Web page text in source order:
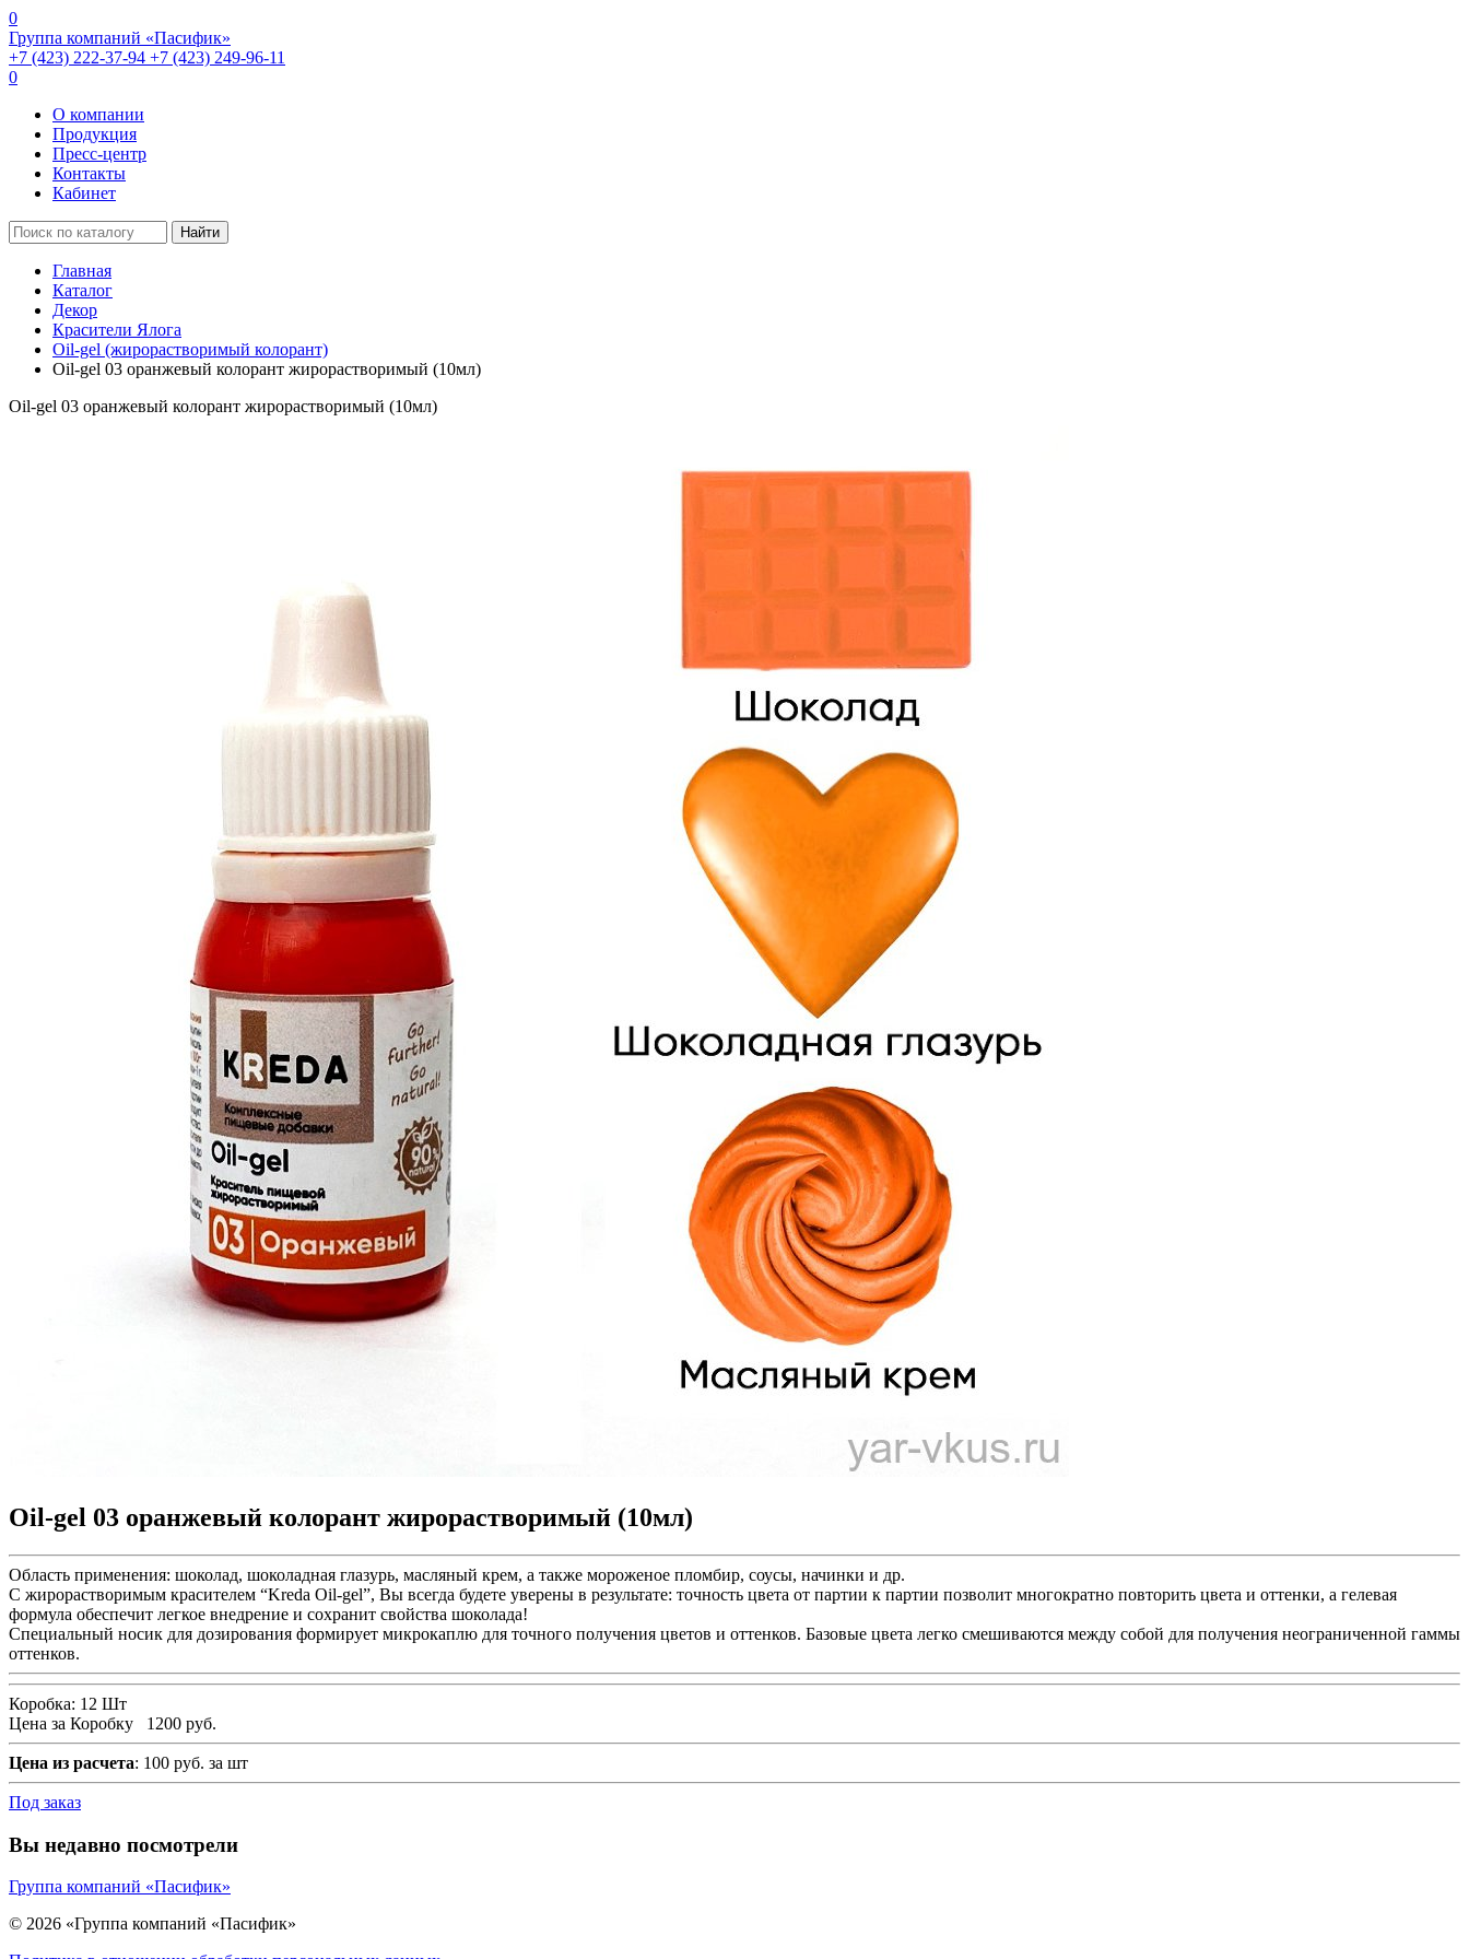
0
Группа компаний «Пасифик»
+7 (423) 222-37-94 +7 (423) 249-96-11
0
О компании
Продукция
Пресс-центр
Контакты
Кабинет
Найти
Главная
Каталог
Декор
Красители Ялога
Oil-gel (жирорастворимый колорант)
Oil-gel 03 оранжевый колорант жирорастворимый (10мл)
Oil-gel 03 оранжевый колорант жирорастворимый (10мл)
Oil-gel 03 оранжевый колорант жирорастворимый (10мл)
Область применения: шоколад, шоколадная глазурь, масляный крем, а также мороженое пломбир, соусы, начинки и др.
С жирорастворимым красителем “Kreda Oil-gel”, Вы всегда будете уверены в результате: точность цвета от партии к партии позволит многократно повторить цвета и оттенки, а гелевая
формула обеспечит легкое внедрение и сохранит свойства шоколада!
Специальный носик для дозирования формирует микрокаплю для точного получения цветов и оттенков. Базовые цвета легко смешиваются между собой для получения неограниченной гаммы
оттенков.
Коробка: 12 Шт
Цена за Коробку
1200 руб.
Цена из расчета: 100 руб. за шт
Под заказ
Вы недавно посмотрели
Группа компаний «Пасифик»
© 2026 «Группа компаний «Пасифик»